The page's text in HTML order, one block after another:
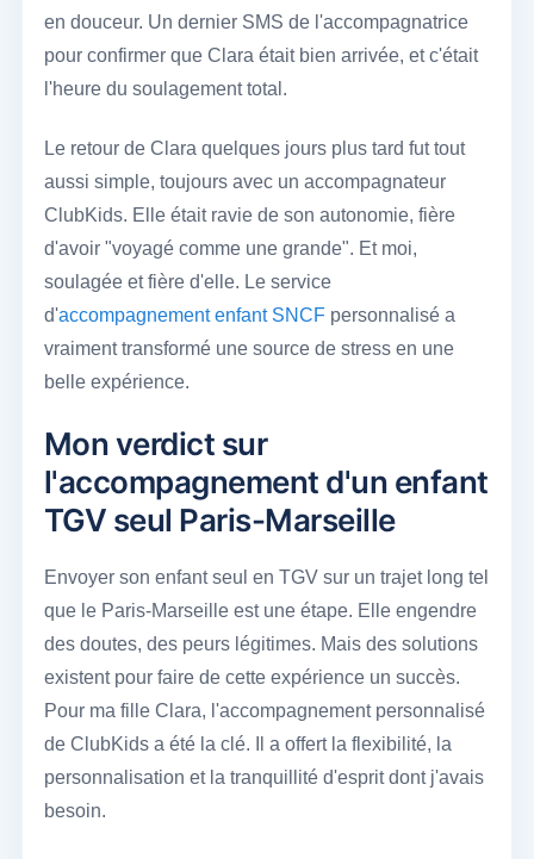
en douceur. Un dernier SMS de l'accompagnatrice
pour confirmer que Clara était bien arrivée, et c'était
l'heure du soulagement total.
Le retour de Clara quelques jours plus tard fut tout
aussi simple, toujours avec un accompagnateur
ClubKids. Elle était ravie de son autonomie, fière
d'avoir "voyagé comme une grande". Et moi,
soulagée et fière d'elle. Le service
d'accompagnement enfant SNCFpersonnalisé a
vraiment transformé une source de stress en une
belle expérience.
Mon verdict sur
l'accompagnement d'un enfant
TGV seul Paris-Marseille
Envoyer son enfant seul en TGV sur un trajet long tel
que le Paris-Marseille est une étape. Elle engendre
des doutes, des peurs légitimes. Mais des solutions
existent pour faire de cette expérience un succès.
Pour ma fille Clara, l'accompagnement personnalisé
de ClubKids a été la clé. Il a offert la flexibilité, la
personnalisation et la tranquillité d'esprit dont j'avais
besoin.